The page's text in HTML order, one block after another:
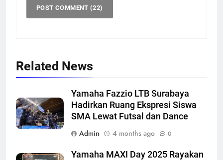
Related News
Yamaha Fazzio LTB Surabaya
Hadirkan Ruang Ekspresi Siswa
SMA Lewat Futsal dan Dance
Admin
4 months ago 0
Yamaha MAXI Day 2025 Rayakan